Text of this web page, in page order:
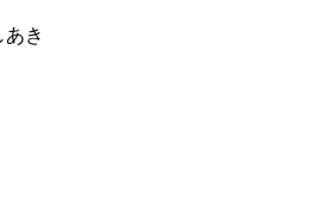
き